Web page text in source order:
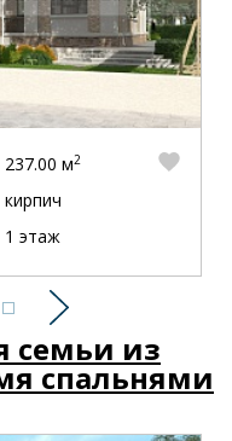
Следующий
237.00 м2
кирпич
1 этаж
семьи из
спальнями